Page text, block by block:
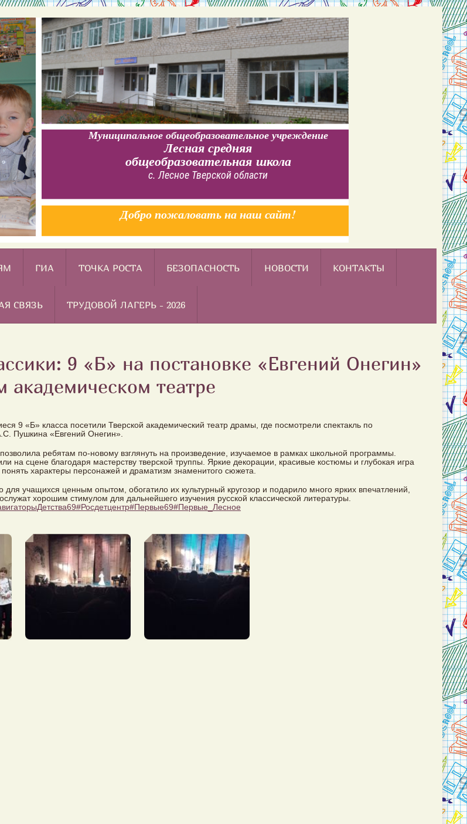
Муниципальное общеобразовательное учреждение
Лесная средняя
общеобразовательная школа
с. Лесное Тверской области
Добро пожаловать на наш сайт!
ГИА ТОЧКА РОСТА БЕЗОПАСНОСТЬ НОВОСТИ КОНТАКТЫ
СВЯЗЬ ТРУДОВОЙ ЛАГЕРЬ - 2026
9 «Б» на постановке «Евгений Онегин»
академическом театре
9 «Б» класса посетили Тверской академический театр драмы, где посмотрели спектакль по
Пушкина «Евгений Онегин».
ребятам по-новому взглянуть на произведение, изучаемое в рамках школьной программы.
на сцене благодаря мастерству тверской труппы. Яркие декорации, красивые костюмы и глубокая игра
характеры персонажей и драматизм знаменитого сюжета.
для учащихся ценным опытом, обогатило их культурный кругозор и подарило много ярких впечатлений,
хорошим стимулом для дальнейшего изучения русской классической литературы.
#Росдетцентр#Первые69#Первые_Лесное